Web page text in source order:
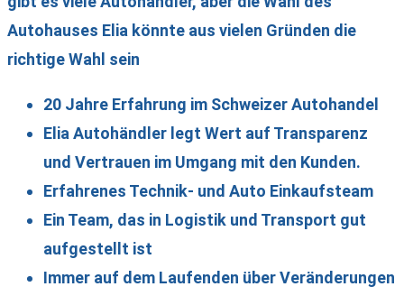
Autohauses Elia könnte aus vielen Gründen die
richtige Wahl sein
20 Jahre Erfahrung im Schweizer Autohandel
Elia Autohändler legt Wert auf Transparenz
und Vertrauen im Umgang mit den Kunden.
Erfahrenes Technik- und Auto Einkaufsteam
Ein Team, das in Logistik und Transport gut
aufgestellt ist
Immer auf dem Laufenden über Veränderungen